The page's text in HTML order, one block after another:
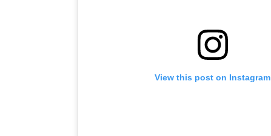
View this post on Instagram